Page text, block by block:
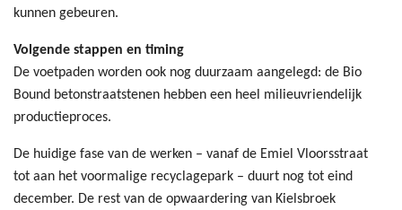
kunnen gebeuren.
Volgende stappen en timing
De voetpaden worden ook nog duurzaam aangelegd: de Bio
Bound betonstraatstenen hebben een heel milieuvriendelijk
productieproces.
De huidige fase van de werken – vanaf de Emiel Vloorsstraat
tot aan het voormalige recyclagepark – duurt nog tot eind
december. De rest van de opwaardering van Kielsbroek